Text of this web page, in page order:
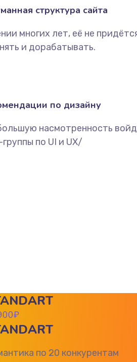
структура сайта
многих лет, её не
и дорабатывать.
по дизайну
насмотренность
по UI и UX/
₽
по 20 конкурентам